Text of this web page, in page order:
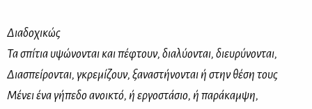
Διαδοχικώς
Τα σπίτια υψώνονται και πέφτουν, διαλύονται, διευρύνονται,
Διασπείρονται, γκρεμίζουν, ξαναστήνονται ή στην θέση τους
Μένει ένα γήπεδο ανοικτό, ή εργοστάσιο, ή παράκαμψη,